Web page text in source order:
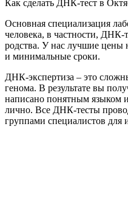
Как сделать ДНК-тест в
Основная специализация
человека, в частности, ДНК-
родства. У нас лучшие цены
и минимальные сроки.
ДНК-экспертиза – это
генома. В результате вы
написано понятным языком
лично. Все ДНК-тесты
группами специалистов для